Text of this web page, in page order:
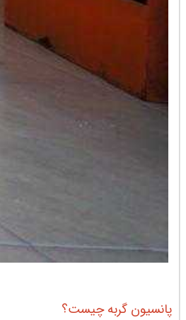
پانسیون گربه چیست؟